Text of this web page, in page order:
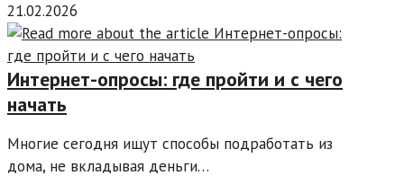
21.02.2026
Интернет-опросы: где пройти и с чего
начать
Многие сегодня ищут способы подработать из
дома, не вкладывая деньги…